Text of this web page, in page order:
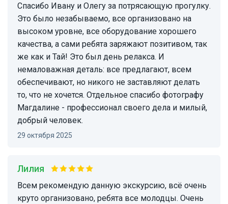
Спасибо Ивану и Олегу за потрясающую прогулку.
Это было незабываемо, все организовано на
высоком уровне, все оборудование хорошего
качества, а сами ребята заряжают позитивом, так
же как и Тай! Это был день релакса. И
немаловажная деталь: все предлагают, всем
обеспечивают, но никого не заставляют делать
то, что не хочется. Отдельное спасибо фотографу
Магдалине - профессионал своего дела и милый,
добрый человек.
29 октября 2025
Лилия
Всем рекомендую данную экскурсию, всё очень
круто организовано, ребята все молодцы. Очень